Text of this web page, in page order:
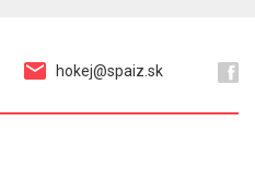
hokej@spaiz.sk